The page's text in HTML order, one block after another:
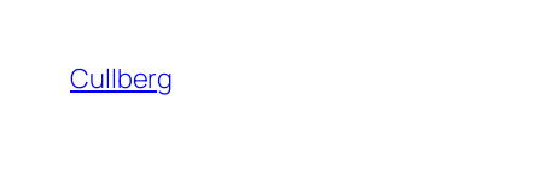
innehåll
Cullberg